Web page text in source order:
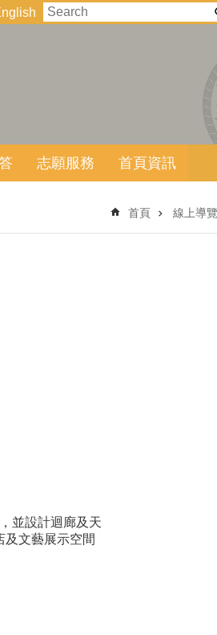
志願服務 首頁資訊
首頁 線上導覽
並設計迴廊及天
及文藝展示空間